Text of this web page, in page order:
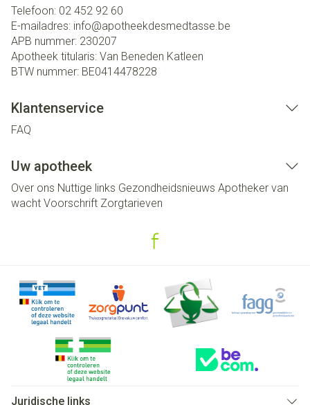
Telefoon: 02 452 92 60
E-mailadres: info@apotheekdesmedtasse.be
APB nummer: 230207
Apotheek titularis: Van Beneden Katleen
BTW nummer: BE0414478228
Klantenservice
FAQ
Uw apotheek
Over ons Nuttige links Gezondheidsnieuws Apotheker van
wacht Voorschrift Zorgtarieven
Juridische links